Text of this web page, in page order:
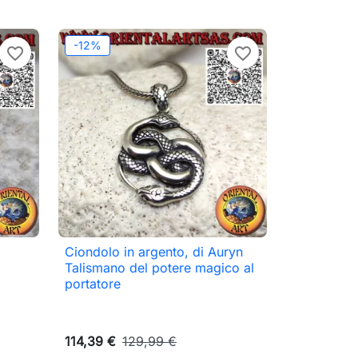
favorite_border -12% favorite_border
 Anteprima
Ciondolo in argento, di Auryn
Talismano del potere magico al
portatore
114,39 € 129,99 €